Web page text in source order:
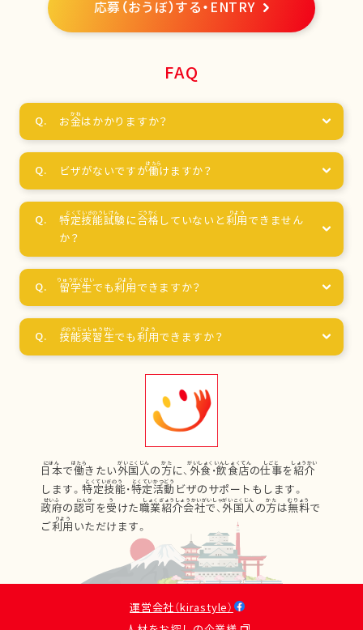
応募（おうぼ）する・ENTRY
FAQ
お金はかかりますか？
ビザがないですが働けますか？
特定技能試験に合格 していないと利用 できません
か？
留学生でも利用 できますか？
技能実習生でも利用できますか？
日本で働きたい外国人の方に、 外食 ・飲食店の仕事を紹介
します。特定技能・特定活動 ビザのサポートもします。
政府の認可を受けた職業紹介会社で、 外国人の方は無料で
ご利用 いただけます。
運営会社（kirastyle）